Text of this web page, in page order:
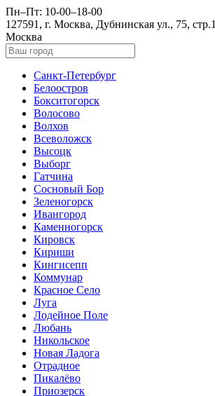
Пн–Пт: 10-00–18-00
127591, г. Москва, Дубнинская ул., 75, стр.1
Москва
Санкт-Петербург
Белоостров
Бокситогорск
Волосово
Волхов
Всеволожск
Высоцк
Выборг
Гатчина
Сосновый Бор
Зеленогорск
Ивангород
Каменногорск
Кировск
Кириши
Кингисепп
Коммунар
Красное Село
Луга
Лодейное Поле
Любань
Никольское
Новая Ладога
Отрадное
Пикалёво
Приозерск